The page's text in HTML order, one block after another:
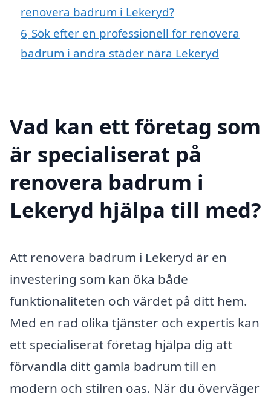
renovera badrum i Lekeryd?
6 Sök efter en professionell för renovera
badrum i andra städer nära Lekeryd
Vad kan ett företag som
är specialiserat på
renovera badrum i
Lekeryd hjälpa till med?
Att renovera badrum i Lekeryd är en
investering som kan öka både
funktionaliteten och värdet på ditt hem.
Med en rad olika tjänster och expertis kan
ett specialiserat företag hjälpa dig att
förvandla ditt gamla badrum till en
modern och stilren oas. När du överväger